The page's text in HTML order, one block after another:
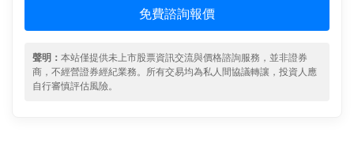
免費諮詢報價
聲明： 本站僅提供未上市股票資訊交流與價格諮詢服務，並非證券
商，不經營證券經紀業務。所有交易均為私人間協議轉讓，投資人應
自行審慎評估風險。